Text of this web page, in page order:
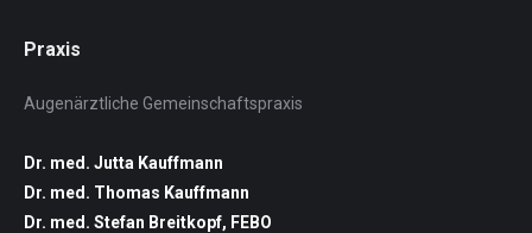
Praxis
Augenärztliche Gemeinschaftspraxis
Dr. med. Jutta Kauffmann
Dr. med. Thomas Kauffmann
Dr. med. Stefan Breitkopf, FEBO